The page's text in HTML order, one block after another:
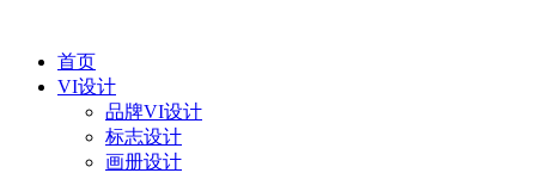
首页
VI设计
品牌VI设计
标志设计
画册设计